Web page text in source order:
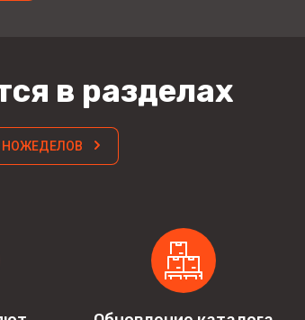
в разделах
НОЖЕДЕЛОВ